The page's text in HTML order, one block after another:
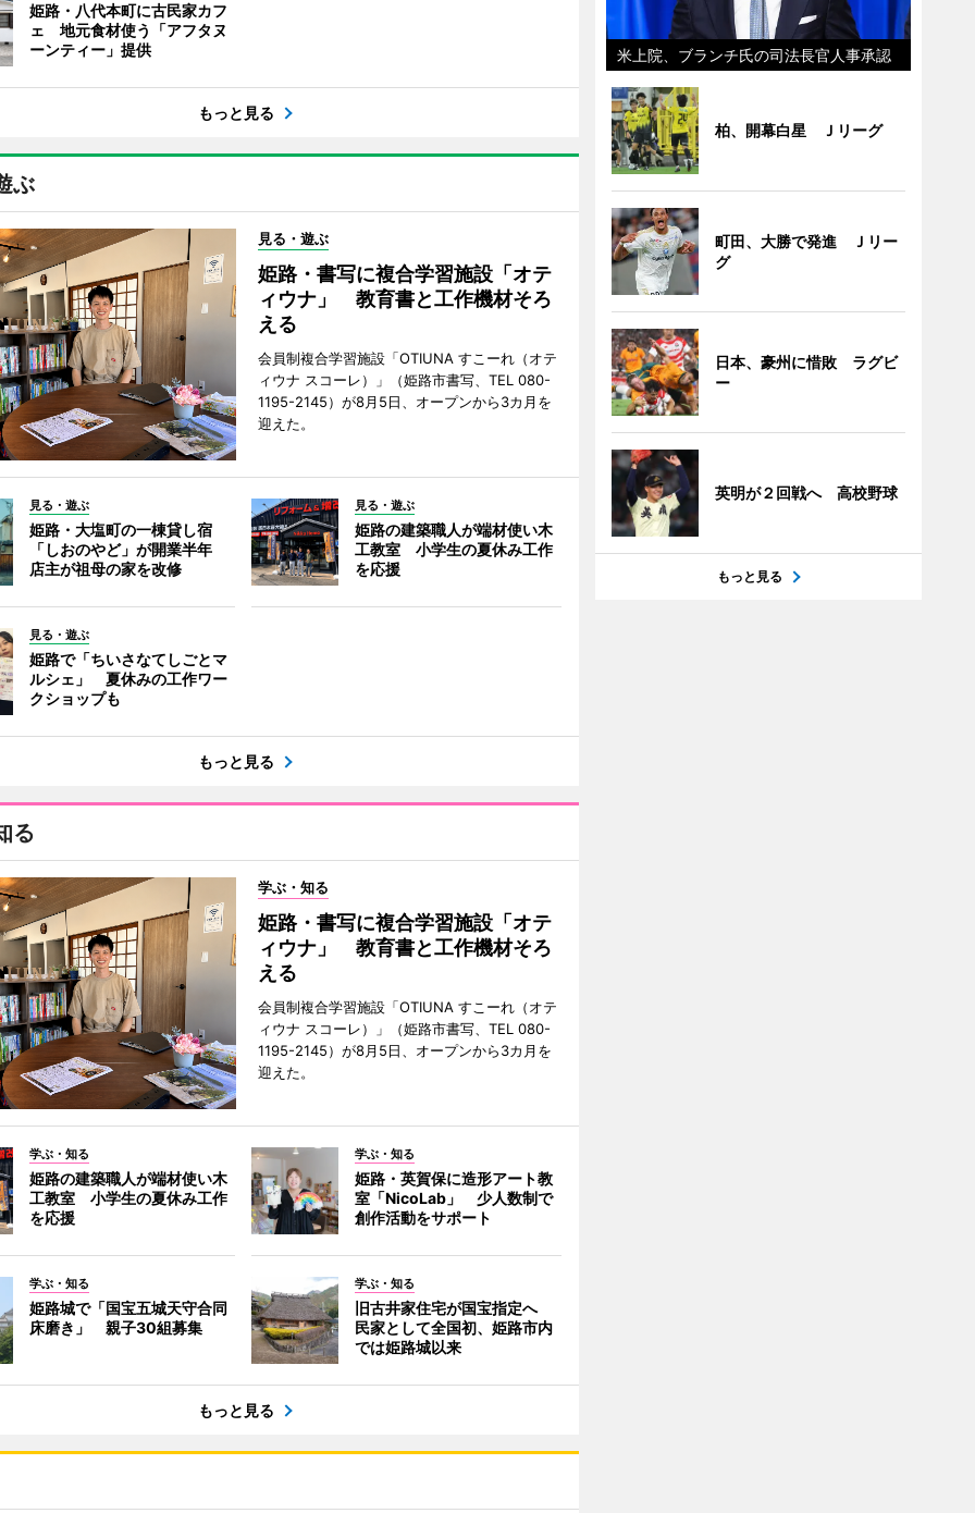
姫路・八代本町に古民家カフ
ェ 地元食材使う「アフタヌ
ーンティー」提供
もっと見る
ぶ
見る・遊ぶ
姫路・書写に複合学習施設「オテ
ィウナ」 教育書と工作機材そろ
える
会員制複合学習施設「OTIUNA すこーれ（オテ
ィウナ スコーレ）」（姫路市書写、TEL 080-
1195-2145）が8月5日、オープンから3カ月を
迎えた。
見る・遊ぶ
姫路・大塩町の一棟貸し宿
「しおのやど」が開業半年
店主が祖母の家を改修
見る・遊ぶ
姫路の建築職人が端材使い木
工教室 小学生の夏休み工作
を応援
見る・遊ぶ
姫路で「ちいさなてしごとマ
ルシェ」 夏休みの工作ワー
クショップも
もっと見る
る
学ぶ・知る
姫路・書写に複合学習施設「オテ
ィウナ」 教育書と工作機材そろ
える
会員制複合学習施設「OTIUNA すこーれ（オテ
ィウナ スコーレ）」（姫路市書写、TEL 080-
1195-2145）が8月5日、オープンから3カ月を
迎えた。
学ぶ・知る
姫路の建築職人が端材使い木
工教室 小学生の夏休み工作
を応援
学ぶ・知る
姫路・英賀保に造形アート教
室「NicoLab」 少人数制で
創作活動をサポート
学ぶ・知る
姫路城で「国宝五城天守合同
床磨き」 親子30組募集
学ぶ・知る
旧古井家住宅が国宝指定へ
民家として全国初、姫路市内
では姫路城以来
もっと見る
米上院、ブランチ氏の司法長官人事承認
柏、開幕白星 Ｊリーグ
町田、大勝で発進 Ｊリー
グ
日本、豪州に惜敗 ラグビ
ー
英明が２回戦へ 高校野球
もっと見る